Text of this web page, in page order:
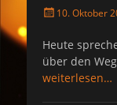
P
s
t
e
d
10. Oktober
Heute
über den
weiterlesen…